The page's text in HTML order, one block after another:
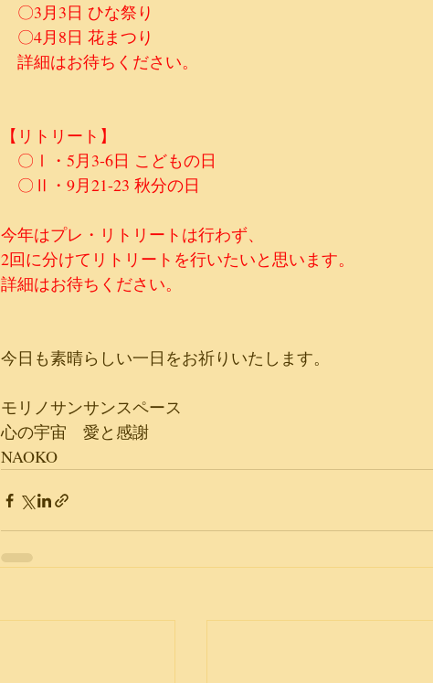
〇3月3日 ひな祭り
〇4月8日 花まつり
詳細はお待ちください。
【リトリート】
〇Ⅰ・5月3-6日 こどもの日
〇Ⅱ・9月21-23 秋分の日
今年はプレ・リトリートは行わず、
2回に分けてリトリートを行いたいと思います。
詳細はお待ちください。
今日も素晴らしい一日をお祈りいたします。
モリノサンサンスペース
心の宇宙　愛と感謝
NAOKO